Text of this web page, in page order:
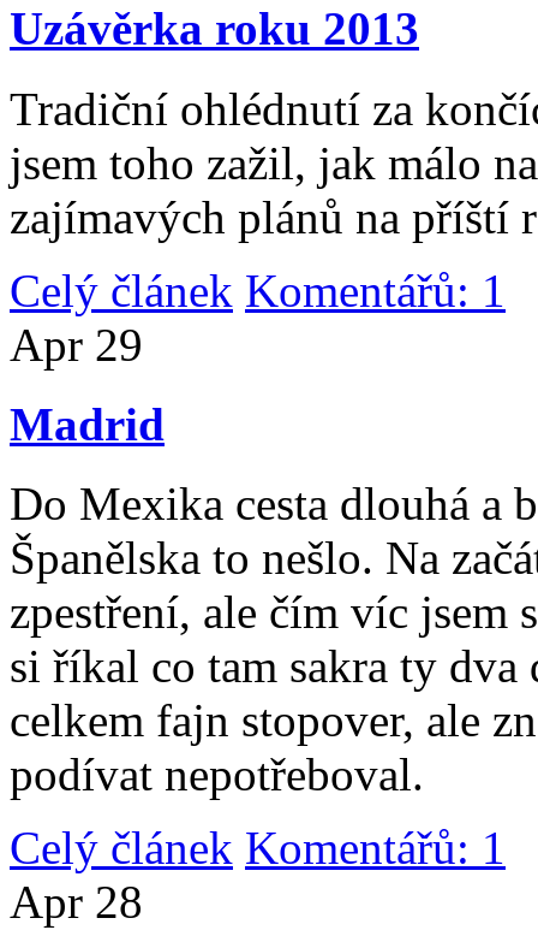
Uzávěrka roku 2013
Tradiční ohlédnutí za
jsem toho zažil, jak málo
zajímavých plánů na příští
Celý článek Komentářů: 1
Apr 29
Madrid
Do Mexika cesta dlouhá a
Španělska to nešlo. Na
zpestření, ale čím víc jsem
si říkal co tam sakra ty
celkem fajn stopover, ale
podívat nepotřeboval.
Celý článek Komentářů: 1
Apr 28